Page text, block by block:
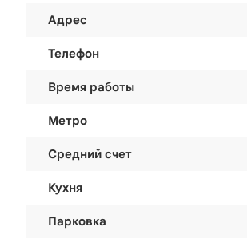
Адрес
Телефон
Время работы
Метро
Средний счет
Кухня
Парковка